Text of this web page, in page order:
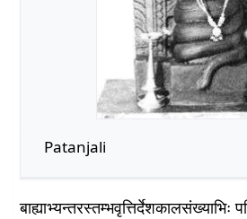
Patanjali
बाह्याभ्यन्तरस्तम्भवृत्तिर्देशकालसंख्याभिः